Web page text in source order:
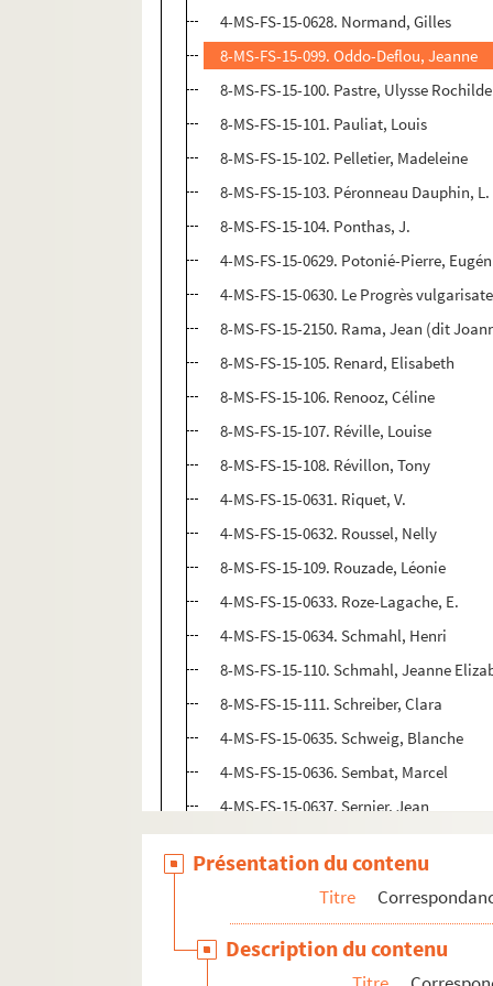
4-MS-FS-15-0628. Normand, Gilles
8-MS-FS-15-099. Oddo-Deflou, Jeanne
8-MS-FS-15-100. Pastre, Ulysse Rochilde
8-MS-FS-15-101. Pauliat, Louis
8-MS-FS-15-102. Pelletier, Madeleine
8-MS-FS-15-103. Péronneau Dauphin, L.
8-MS-FS-15-104. Ponthas, J.
4-MS-FS-15-0629. Potonié-Pierre,
4-MS-FS-15-0630. Le Progrès
8-MS-FS-15-2150. Rama, Jean (dit
8-MS-FS-15-105. Renard, Elisabeth
8-MS-FS-15-106. Renooz, Céline
8-MS-FS-15-107. Réville, Louise
8-MS-FS-15-108. Révillon, Tony
4-MS-FS-15-0631. Riquet, V.
4-MS-FS-15-0632. Roussel, Nelly
8-MS-FS-15-109. Rouzade, Léonie
4-MS-FS-15-0633. Roze-Lagache, E.
4-MS-FS-15-0634. Schmahl, Henri
8-MS-FS-15-110. Schmahl, Jeanne
8-MS-FS-15-111. Schreiber, Clara
4-MS-FS-15-0635. Schweig, Blanche
4-MS-FS-15-0636. Sembat, Marcel
4-MS-FS-15-0637. Sernier, Jean
8-MS-FS-15-112. Setti, Anna
4-MS-FS-15-0638. Spronck, Maurice
8-MS-FS-15-113. Stenger, Gilbert
8-MS-FS-15-114. Sturdza
8-MS-FS-15-115. Toulouse, Edouard
Présentation du contenu
Titre
Description du contenu